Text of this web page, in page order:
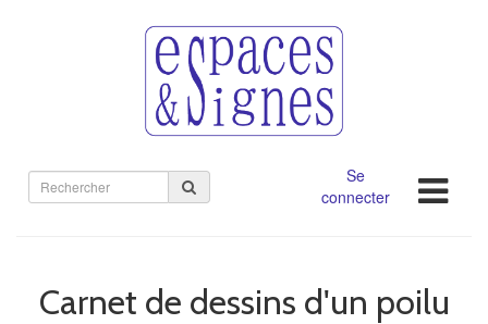
Rechercher
sur
Se
connecter
Carnet de dessins d'un poilu